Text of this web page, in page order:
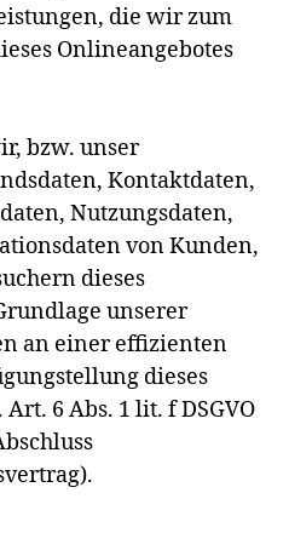
die wir zum
Onlineangebotes
bzw. unser
Kontaktdaten,
Nutzungsdaten,
von Kunden,
dieses
unserer
an einer effizienten
dieses
6 Abs. 1 lit. f DSGVO